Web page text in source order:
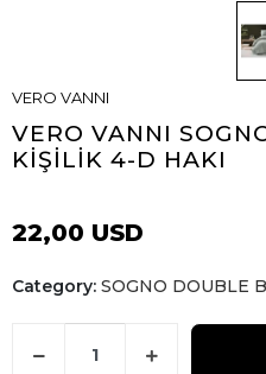
VERO VANNI
VERO VANNI
KİŞİLİK 4-D HAKI
22,00 USD
Category: SOGNO DOUBLE